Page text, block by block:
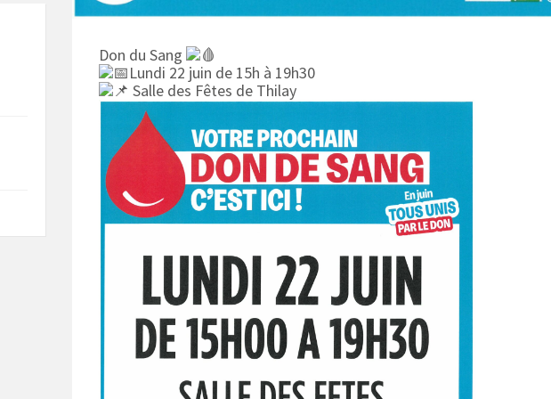
Don du Sang
Lundi 22 juin de 15h à 19h30
Salle des Fêtes de Thilay